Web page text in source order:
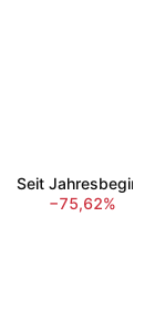
Seit Jahresbeginn
−75,62%